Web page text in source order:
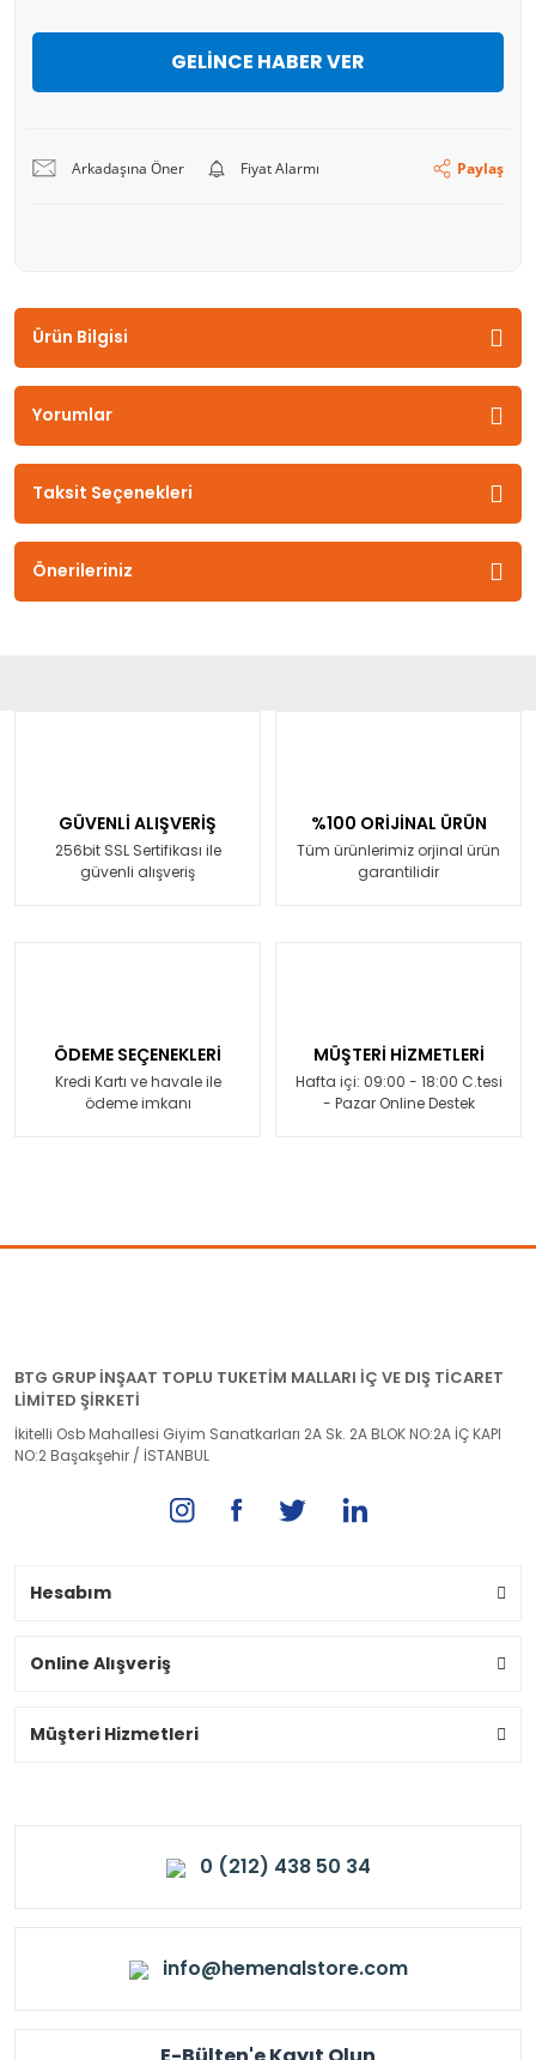
GELİNCE HABER VER
Arkadaşına Öner Fiyat Alarmı Paylaş
Ürün Bilgisi
Yorumlar
Taksit Seçenekleri
Önerileriniz
GÜVENLİ ALIŞVERİŞ
256bit SSL Sertifikası ile
güvenli alışveriş
%100 ORİJİNAL ÜRÜN
Tüm ürünlerimiz orjinal ürün
garantilidir
ÖDEME SEÇENEKLERİ
Kredi Kartı ve havale ile
ödeme imkanı
MÜŞTERİ HİZMETLERİ
Hafta içi: 09:00 - 18:00 C.tesi
- Pazar Online Destek
BTG GRUP İNŞAAT TOPLU TUKETİM MALLARI İÇ VE DIŞ TİCARET
LİMİTED ŞİRKETİ
İkitelli Osb Mahallesi Giyim Sanatkarları 2A Sk. 2A BLOK NO:2A İÇ KAPI
NO:2 Başakşehir / İSTANBUL
Hesabım
Online Alışveriş
Müşteri Hizmetleri
0 (212) 438 50 34
info@hemenalstore.com